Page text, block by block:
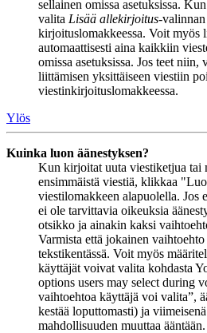
sellainen omissa asetuksissa.
valita Lisää allekirjoitus-
kirjoituslomakkeessa. Voit myös
automaattisesti aina kaikkiin
omissa asetuksissa. Jos teet
liittämisen yksittäiseen viestiin
viestinkirjoituslomakkeessa.
Ylös
Kuinka luon äänestyksen?
Kun kirjoitat uuta viestiketjua tai
ensimmäistä viestiä, klikkaa
viestilomakkeen alapuolella. Jos
ei ole tarvittavia oikeuksia
otsikko ja ainakin kaksi
Varmista että jokainen
tekstikentässä. Voit myös
käyttäjät voivat valita kohdasta
options users may select during
vaihtoehtoa käyttäjä voi valita”,
kestää loputtomasti) ja
mahdollisuuden muuttaa ääntään.